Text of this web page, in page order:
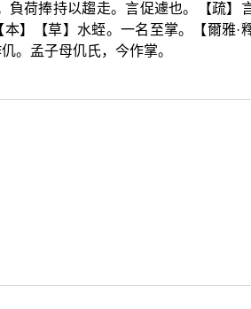
負荷捧持以趨走。言促遽也。【疏】
【草】水蛭。一名至掌。【爾雅·
。孟子母仉氏，今作掌。